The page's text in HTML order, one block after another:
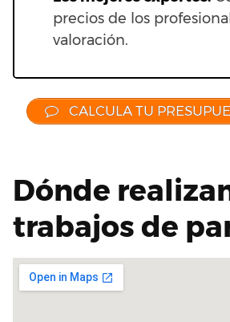
precios de los
valoración.
CALCULA TU
Dónde
trabajos de